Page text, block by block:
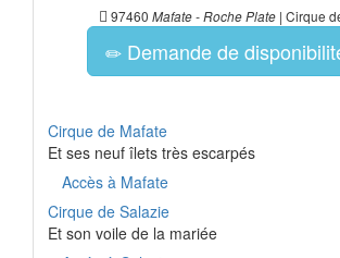
97460 Mafate - Roche Plate | Cirque
Demande de
Cirque de Mafate
Et ses neuf îlets très escarpés
Accès à Mafate
Cirque de Salazie
Et son voile de la mariée